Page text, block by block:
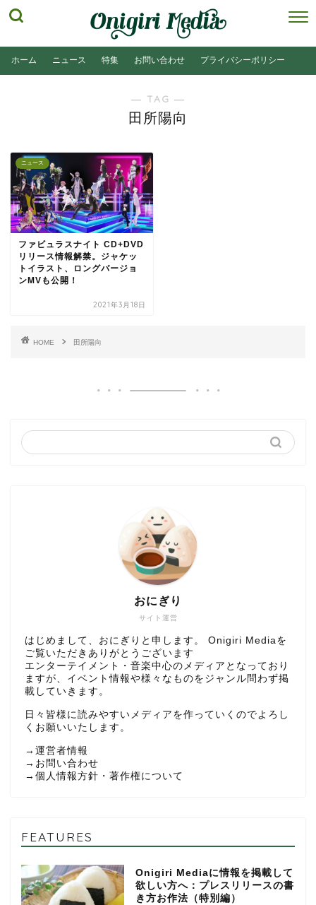
ホーム ニュース 特集 お問い合わせ プライバシーポリシー
― TAG ―
田所陽向
ニュース
ファビュラスナイト CD+DVD
リリース情報解禁。ジャケッ
トイラスト、ロングバージョ
ンMVも公開！
2021年3月18日
HOME 田所陽向
サイト運営
おにぎり
はじめまして、おにぎりと申します。 Onigiri Mediaを
ご覧いただきありがとうございます
エンターテイメント・音楽中心のメディアとなっており
ますが、イベント情報や様々なものをジャンル問わず掲
載していきます。
日々皆様に読みやすいメディアを作っていくのでよろし
くお願いいたします。
→ 運営者情報
→ お問い合わせ
→ 個人情報方針・著作権について
FEATURES
Onigiri Mediaに情報を掲載して
欲しい方へ：プレスリリースの書
き方お作法（特別編）